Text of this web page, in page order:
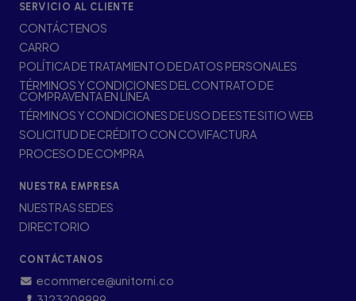
SERVICIO AL CLIENTE
CONTÁCTENOS
CARRO
POLÍTICA DE TRATAMIENTO DE DATOS PERSONALES
TÉRMINOS Y CONDICIONES DEL CONTRATO DE
COMPRAVENTA EN LÍNEA
TÉRMINOS Y CONDICIONES DE USO DE ESTE SITIO WEB
SOLICITUD DE CRÉDITO CON COVIFACTURA
PROCESO DE COMPRA
NUESTRA EMPRESA
NUESTRAS SEDES
DIRECTORIO
CONTÁCTANOS
ecommerce@unitorni.co